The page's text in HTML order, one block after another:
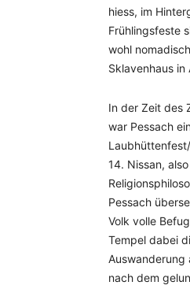
hiess, im
Frühlingsfeste
wohl
Sklavenhaus
In der Zeit des
war Pessach
14. Nissan,
Pessach
Volk volle
Tempel dabei
Auswanderung
nach dem